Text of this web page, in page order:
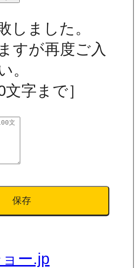
しました。
すが再度ご入
。
文字まで］
保存
ー.jp